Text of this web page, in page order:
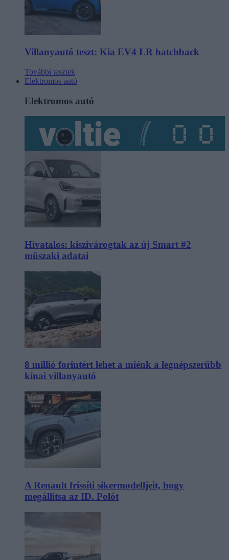
Villanyautó teszt: Kia EV4 LR hatchback
További tesztek
Elektromos autó
Elektromos autó
Hivatalos: kiszivárogtak az új Smart #2
műszaki adatai
8 millió forintért lehet a miénk a legnépszerűbb
kínai villanyautó
A Renault frissíti sikermodelljeit, hogy
megállítsa az ID. Polót